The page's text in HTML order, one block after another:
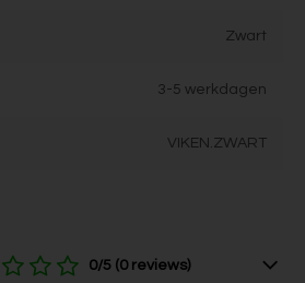
Zwart
3-5 werkdagen
VIKEN.ZWART
0/5 (0 reviews)